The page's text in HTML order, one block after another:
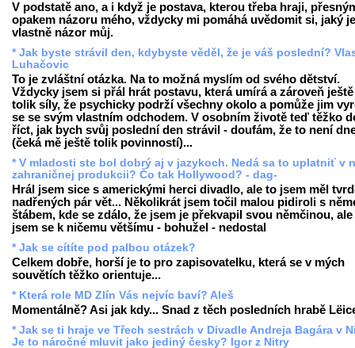
V podstatě ano, a i když je postava, kterou třeba hraji,
opakem názoru mého, vždycky mi pomáhá uvědomit si, jaký je
vlastně názor můj.
* Jak byste strávil den, kdybyste věděl, že je váš poslední?
Luhačovic
To je zvláštní otázka. Na to možná myslím od svého dětství.
Vždycky jsem si přál hrát postavu, která umírá a zároveň ještě
tolik síly, že psychicky podrží všechny okolo a pomůže jim
se se svým vlastním odchodem. V osobním životě teď těžko
říct, jak bych svůj poslední den strávil - doufám, že to není
(čeká mě ještě tolik povinností)...
* V mladosti ste bol dobrý aj v jazykoch. Nedá sa to uplatniť v
zahraničnej produkcii? Čo tak Hollywood? - dag-
Hrál jsem sice s americkými herci divadlo, ale to jsem měl
nadřených pár vět... Několikrát jsem točil malou pidiroli s
štábem, kde se zdálo, že jsem je překvapil svou němčinou,
jsem se k ničemu většímu - bohužel - nedostal
* Jak se cítíte pod palbou otázek?
Celkem dobře, horší je to pro zapisovatelku, která se v mých
souvětích těžko orientuje...
* Která role MD Zlín Vás nejvíc baví? Aleš
Momentálně? Asi jak kdy... Snad z těch posledních hrabě
* Jak se ti hraje ve Třech sestrách v Divadle Andreja Bagára v
Je to náročné mluvit jako jediný česky? Igor z Nitry